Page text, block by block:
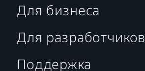
Для бизнеса
Для разработчиков
Поддержка